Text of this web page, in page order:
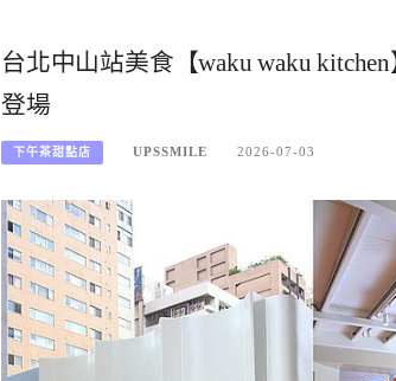
台北中山站美食【waku waku
登場
下午茶甜點店 UPSSMILE 2026-07-03